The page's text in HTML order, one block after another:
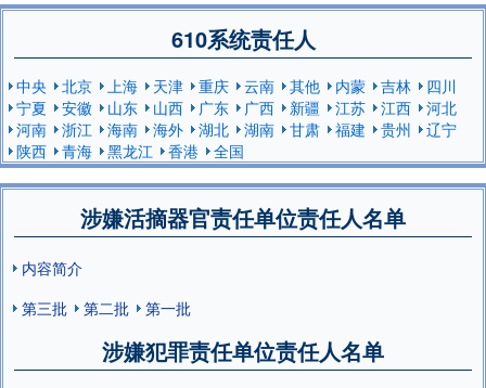
610系统责任人
中央 北京 上海 天津 重庆 云南 其他 内蒙 吉林
四川
宁夏
安徽 山东 山西 广东 广西 新疆 江苏 江西
河北
河南
浙江 海南 海外 湖北 湖南 甘肃 福建 贵州
辽宁
陕西
青海 黑龙江 香港 全国
涉嫌活摘器官责任单位责任人名单
内容简介
第三批
第二批 第一批
涉嫌犯罪责任单位责任人名单